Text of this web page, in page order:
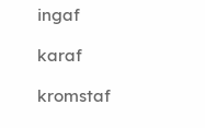
ingaf
karaf
kromstaf